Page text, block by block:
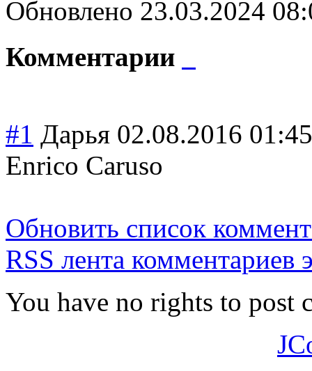
Обновлено 23.03.2024
Комментарии
#1 Дарья 02.08.2016 01:45
Enrico Caruso
Обновить список
RSS лента комментариев
You have no rights to post